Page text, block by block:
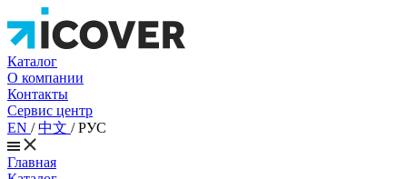
Каталог
О компании
Контакты
Сервис центр
EN /中文 /РУС
Главная